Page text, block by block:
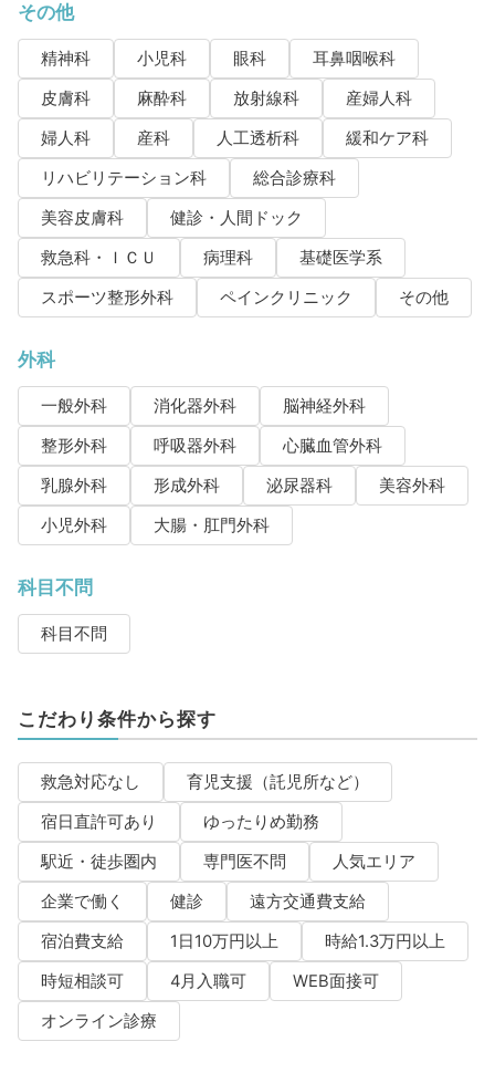
その他
精神科 小児科 眼科
耳鼻咽喉科
皮膚科
麻酔科 放射線科
産婦人科
婦人科
産科 人工透析科
緩和ケア科
リハビリテーション科
総合診療科
美容皮膚科
健診・人間ドック
救急科・ＩＣＵ
病理科
基礎医学系
スポーツ整形外科
ペインクリニック その他
外科
一般外科 消化器外科
脳神経外科
整形外科
呼吸器外科
心臓血管外科
乳腺外科
形成外科 泌尿器科
美容外科
小児外科
大腸・肛門外科
科目不問
科目不問
こだわり条件から探す
救急対応なし
育児支援（託児所など）
宿日直許可あり
ゆったりめ勤務
駅近・徒歩圏内
専門医不問
人気エリア
企業で働く
健診
遠方交通費支給
宿泊費支給
1日10万円以上
時給1.3万円以上
時短相談可
4月入職可
WEB面接可
オンライン診療